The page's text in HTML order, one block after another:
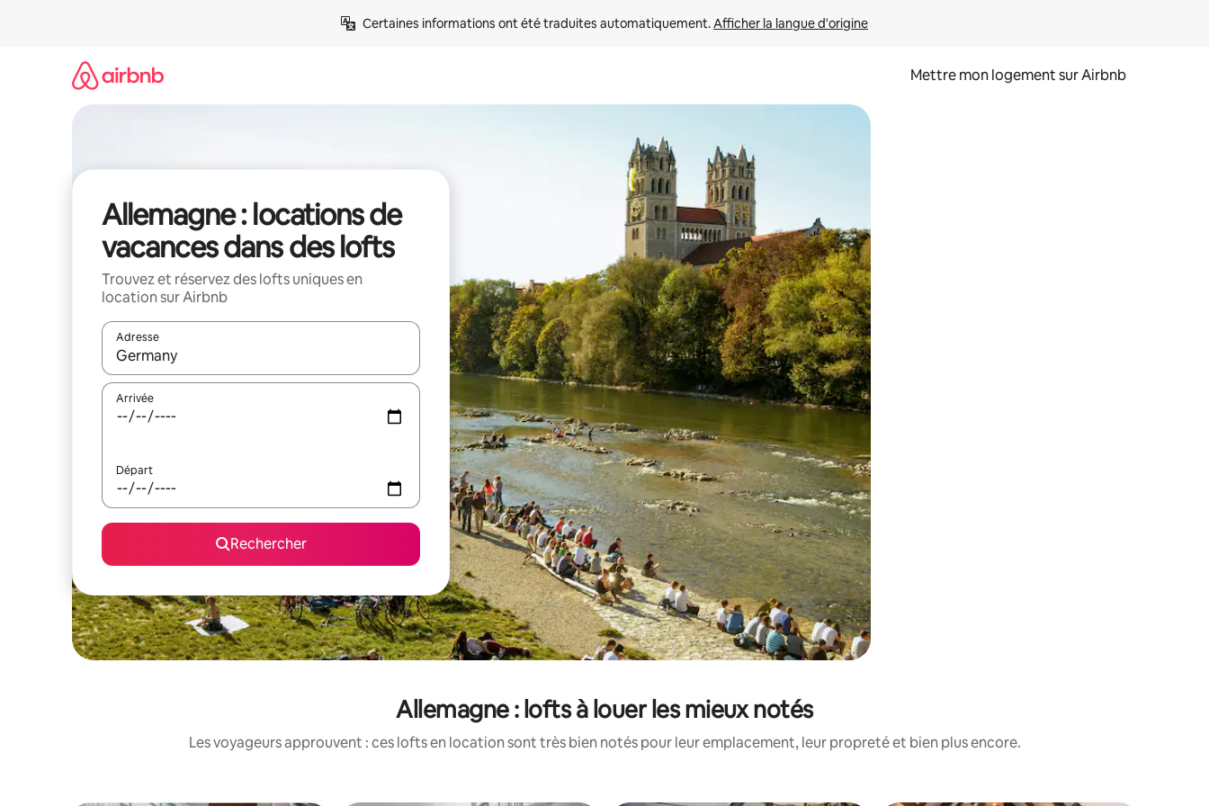
Certaines informations ont été traduites automatiquement. Afficher la langue d'origine
Mettre mon logement sur Airbnb
Allemagne : locations de
vacances dans des lofts
Trouvez et réservez des lofts uniques en
location sur Airbnb
Adresse
Lorsque les résultats s'affichent, utilisez les flèches vers le haut et vers le bas pour les parcourir ou en appuyant et en faisant glisser.
Arrivée
Départ
Rechercher
Allemagne : lofts à louer les mieux notés
Les voyageurs approuvent : ces lofts en location sont très bien notés pour leur emplacement, leur propreté et bien plus encore.